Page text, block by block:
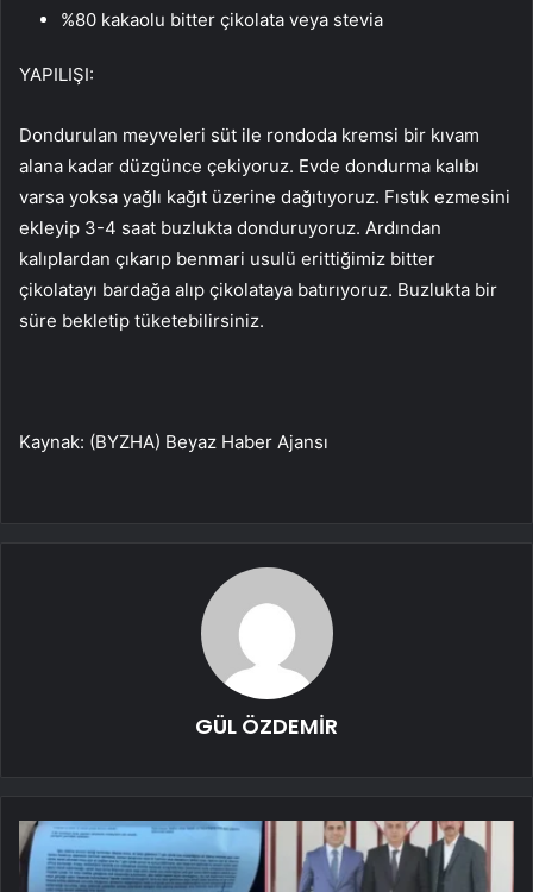
%80 kakaolu bitter çikolata veya stevia
YAPILIŞI:
Dondurulan meyveleri süt ile rondoda kremsi bir kıvam
alana kadar düzgünce çekiyoruz. Evde dondurma kalıbı
varsa yoksa yağlı kağıt üzerine dağıtıyoruz. Fıstık ezmesini
ekleyip 3-4 saat buzlukta donduruyoruz. Ardından
kalıplardan çıkarıp benmari usulü erittiğimiz bitter
çikolatayı bardağa alıp çikolataya batırıyoruz. Buzlukta bir
süre bekletip tüketebilirsiniz.
Kaynak: (BYZHA) Beyaz Haber Ajansı
GÜL ÖZDEMİR